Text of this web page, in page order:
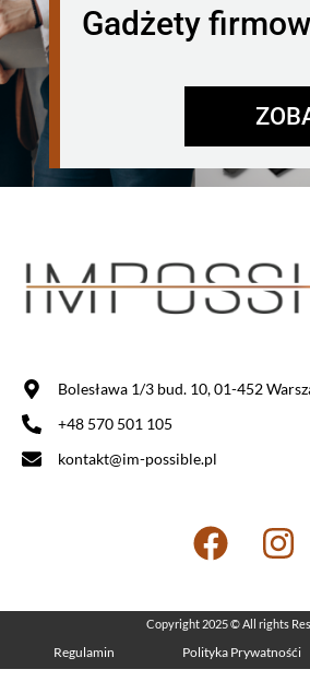
Gadżety
Bolesława 1/3 bud. 10, 01-452
+48 570 501 105
kontakt@im-possible.pl
Copyright 2025 © All rights
Regulamin Polityka Prywatnośći